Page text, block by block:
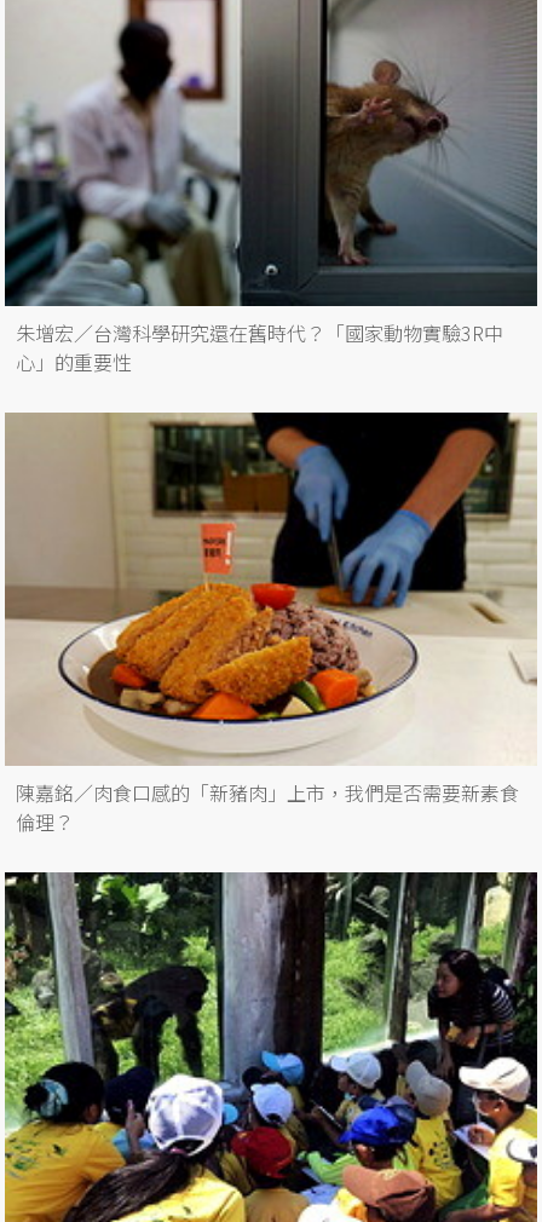
朱增宏／台灣科學研究還在舊時代？「國家動物實驗3R中
心」的重要性
陳嘉銘／肉食口感的「新豬肉」上市，我們是否需要新素食
倫理？